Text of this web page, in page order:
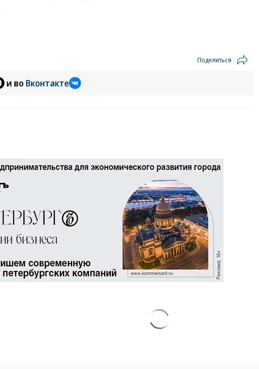
Поделиться
и во Вконтакте